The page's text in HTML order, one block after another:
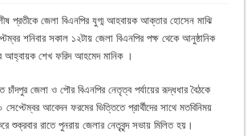
শীষ প্রতীকে জেলা বিএনপির যুগ্ম আহবায়ক আক্তার হোসেন মাঝি
শনিবার সকাল ১২টায় জেলা বিএনপির পক্ষ থেকে আনুষ্ঠানিক
আহ্বায়ক শেখ ফরিদ আহমেদ মানিক ।
জেলা ও পৌর বিএনপির নেতৃত্ব পর্যায়ের রূদ্ধধার বৈঠকে
আবেদন ফরমের ভিত্তিতে প্রার্থীদের সাথে মতবিনিময়
শুক্রবার রাতে পুনরায় জেলার নেতৃবৃন্দ সভায় মিলিত হয়।